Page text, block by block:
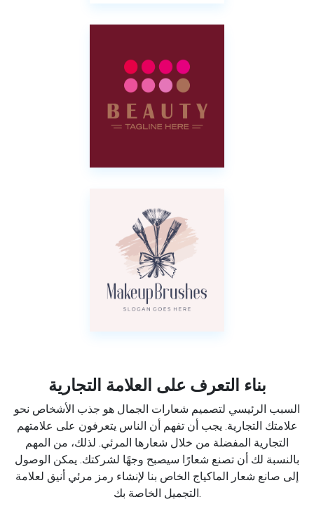
بناء التعرف على العلامة التجارية
السبب الرئيسي لتصميم شعارات الجمال هو جذب الأشخاص نحو
علامتك التجارية. يجب أن تفهم أن الناس يتعرفون على علامتهم
التجارية المفضلة من خلال شعارها المرئي. لذلك، من المهم
بالنسبة لك أن تصنع شعارًا سيصبح وجهًا لشركتك. يمكن الوصول
إلى صانع شعار الماكياج الخاص بنا لإنشاء رمز مرئي أنيق لعلامة
التجميل الخاصة بك.